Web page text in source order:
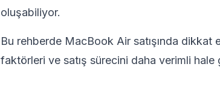
oluşabiliyor.
Bu rehberde MacBook Air satışında dikkat
faktörleri ve satış sürecini daha verimli